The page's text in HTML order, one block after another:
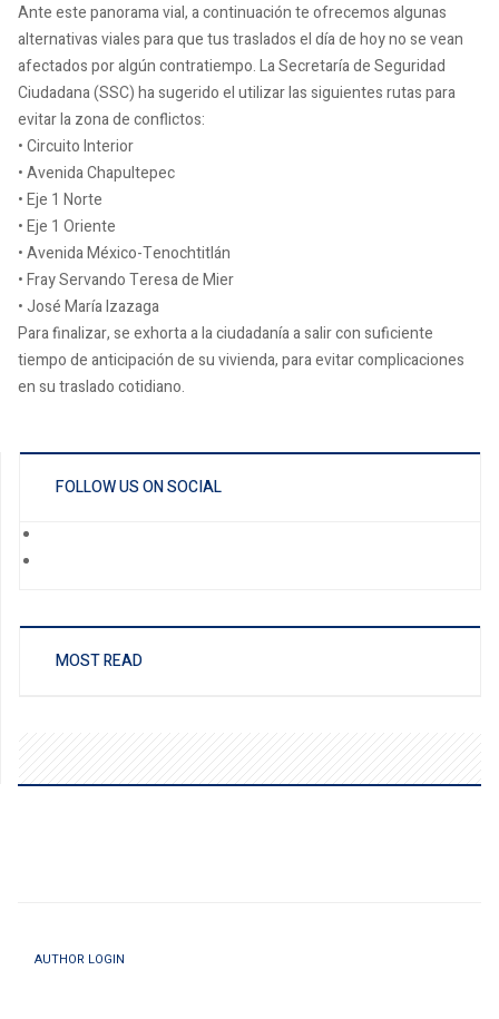
Ante este panorama vial, a continuación te ofrecemos algunas
alternativas viales para que tus traslados el día de hoy no se vean
afectados por algún contratiempo. La Secretaría de Seguridad
Ciudadana (SSC) ha sugerido el utilizar las siguientes rutas para
evitar la zona de conflictos:
• Circuito Interior
• Avenida Chapultepec
• Eje 1 Norte
• Eje 1 Oriente
• Avenida México-Tenochtitlán
• Fray Servando Teresa de Mier
• José María Izazaga
Para finalizar, se exhorta a la ciudadanía a salir con suficiente
tiempo de anticipación de su vivienda, para evitar complicaciones
en su traslado cotidiano.
FOLLOW US ON SOCIAL
MOST READ
AUTHOR LOGIN